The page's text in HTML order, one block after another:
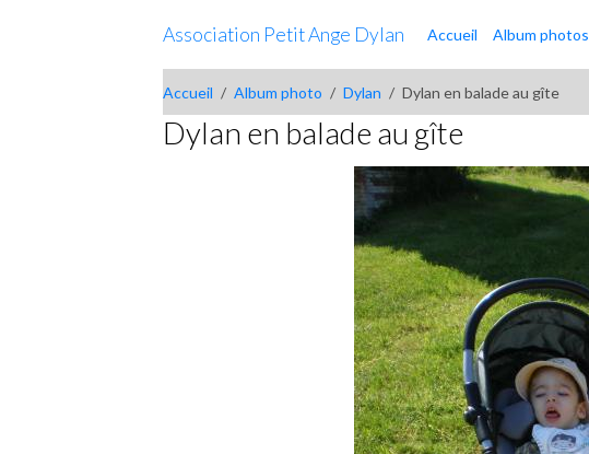
Association Petit Ange Dylan Accueil Album photos
Accueil Album photo Dylan Dylan en balade au gîte
Dylan en balade au gîte